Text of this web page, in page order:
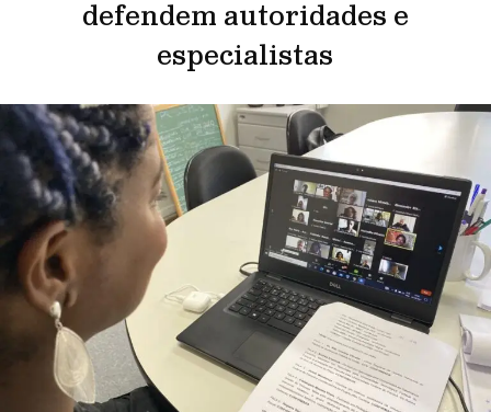
defendem autoridades e
especialistas